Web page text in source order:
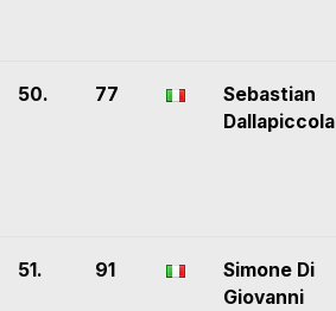
50. 77
Sebastian
Dallapiccola
51. 91
Simone Di
Giovanni